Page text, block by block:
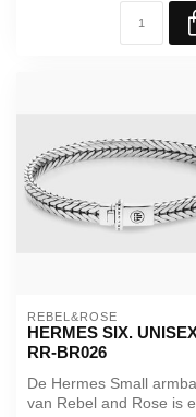
REBEL&ROSE
HERMES SIX.
RR-BR026
De Hermes Small
van Rebel and Rose is